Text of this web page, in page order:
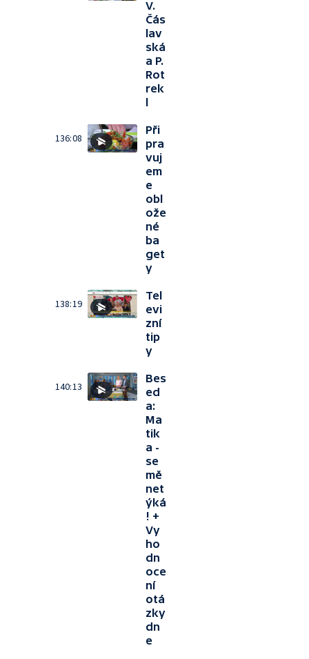
V.
Čás
lav
ská
a P.
Rot
rek
l
136:08
Při
pra
vuj
em
e
obl
ože
né
ba
get
y
138:19
Tel
evi
zní
tip
y
140:13
Bes
ed
a:
Ma
tik
a -
se
mě
net
ýká
! +
Vy
ho
dn
oce
ní
otá
zky
dn
e